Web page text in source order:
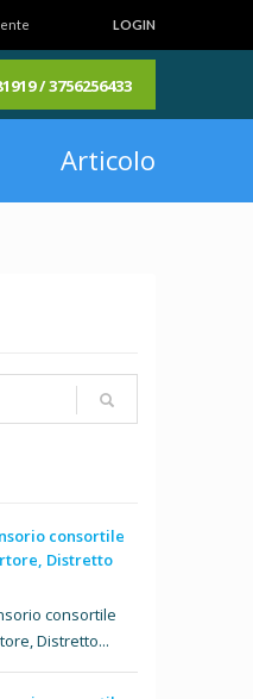
LOGIN
/ 3756256433
Articolo
consortile
Distretto
consortile
Distretto...